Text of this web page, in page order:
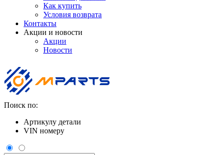
Как купить
Условия возврата
Контакты
Акции и новости
Акции
Новости
Поиск по:
Артикулу детали
VIN номеру